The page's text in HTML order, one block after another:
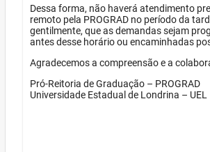
Dessa forma, não haverá atendimento
remoto pela PROGRAD no período da
gentilmente, que as demandas sejam
antes desse horário ou encaminhadas
Agradecemos a compreensão e a
Pró-Reitoria de Graduação – PROGRAD
Universidade Estadual de Londrina – UEL